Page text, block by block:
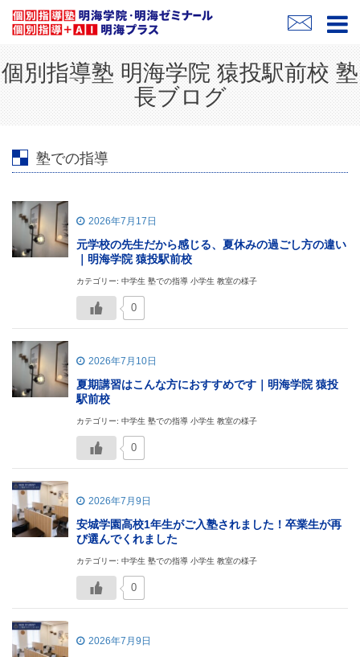
個別指導塾 明海学院 猿投駅前校 塾
長ブログ
塾での指導
2026年7月17日
元学校の先生だから感じる、夏休みの過ごし方の違い
｜明海学院 猿投駅前校
カテゴリー: 中学生 塾での指導 小学生 教室の様子
0
2026年7月10日
夏期講習はこんな方におすすめです｜明海学院 猿投
駅前校
カテゴリー: 中学生 塾での指導 小学生 教室の様子
0
2026年7月9日
安城学園高校1年生がご入塾されました！卒業生が再
び選んでくれました
カテゴリー: 中学生 塾での指導 小学生 教室の様子
0
2026年7月9日